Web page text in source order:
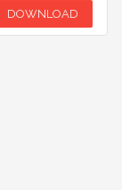
DOWNLOAD